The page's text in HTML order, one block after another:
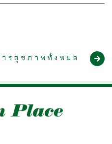
รสุขภาพทั้งหมด